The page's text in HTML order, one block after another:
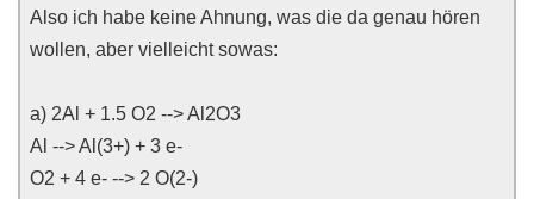
Also ich habe keine Ahnung, was die da genau hören
wollen, aber vielleicht sowas:
a) 2Al + 1.5 O2 --> Al2O3
Al --> Al(3+) + 3 e-
O2 + 4 e- --> 2 O(2-)